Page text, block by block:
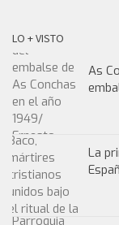
LO + VISTO
As
La